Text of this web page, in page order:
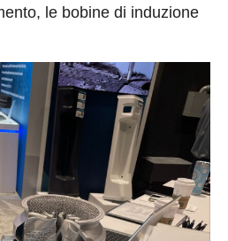
le bobine di induzione